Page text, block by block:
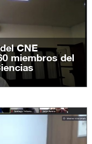
CNE
miembros del